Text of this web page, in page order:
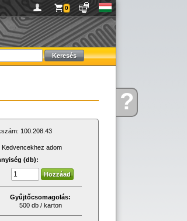
Kérdése?
0
100.208.43
Kedvencekhez adom
(db):
Gyűjtőcsomagolás:
500 db / karton